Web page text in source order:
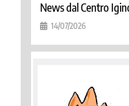
News dal Centro
14/07/2026